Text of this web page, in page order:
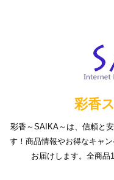
彩香
彩香～SAIKA～は、信頼と
す！商品情報やお得なキャ
お届けします。全商品